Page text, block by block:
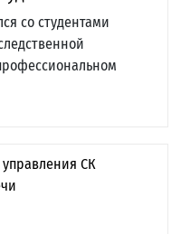
со студентами